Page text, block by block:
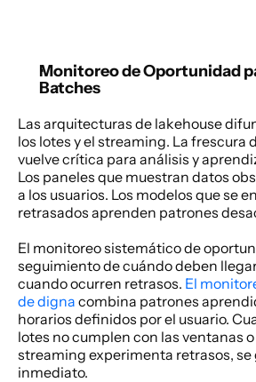
Monitoreo de Oportunidad
Batches
Las arquitecturas de lakehouse
los lotes y el streaming. La frescura
vuelve crítica para análisis y
Los paneles que muestran datos
a los usuarios. Los modelos que se
retrasados aprenden patrones
El monitoreo sistemático de
seguimiento de cuándo deben
cuando ocurren retrasos. El
de digna combina patrones
horarios definidos por el usuario.
lotes no cumplen con las ventanas
streaming experimenta retrasos, se
inmediato.